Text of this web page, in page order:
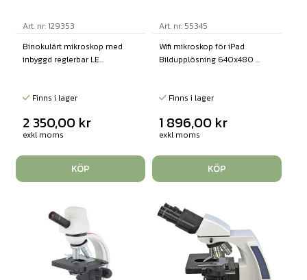
Art. nr: 129353
Binokulärt mikroskop med
inbyggd reglerbar LE...
Finns i lager
2 350,00 kr
exkl moms
KÖP
Art. nr: 55345
Wifi mikroskop för iPad
Bildupplösning 640x480 ...
Finns i lager
1 896,00 kr
exkl moms
KÖP